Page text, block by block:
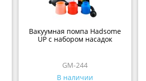
Вакуумная помпа Hadsome
UP с набором насадок
GM-244
В наличии